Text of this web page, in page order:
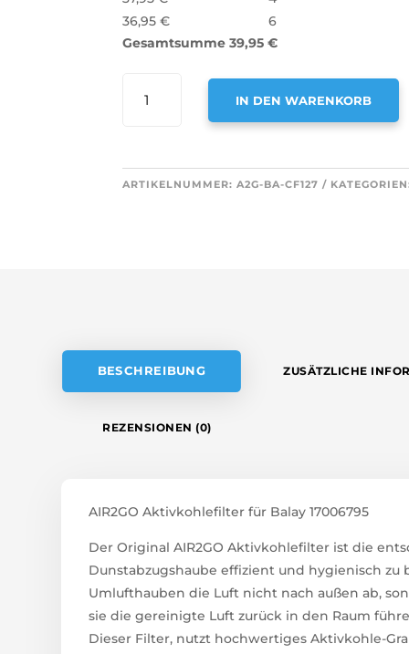
36,95€
6
Gesamtsumme 39,95€
AKTIVKOHLEFILTER
17006795
MENGE
IN DEN WARENKORB
T
:
ARTIKELNUMMER:A2G-BA-CF127
BESCHREIBUNG ZUSÄTZLICHE
REZENSIONEN (0)
AIR2GO Aktivkohlefilter für Balay 17006795
Der Original AIR2GO Aktivkohlefilter ist die
Dunstabzugshaube effizient und hygienisch
Umlufthauben die Luft nicht nach außen ab,
sie die gereinigte Luft zurück in den Raum
Dieser Filter, nutzt hochwertiges Aktivkohle-